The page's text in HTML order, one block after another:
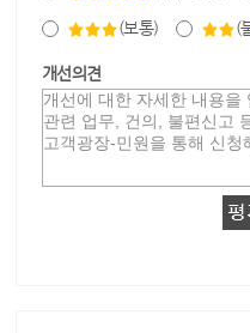
(보통) (
개선의견